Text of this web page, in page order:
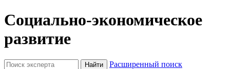
Социально-экономическое
развитие
Расширенный поиск